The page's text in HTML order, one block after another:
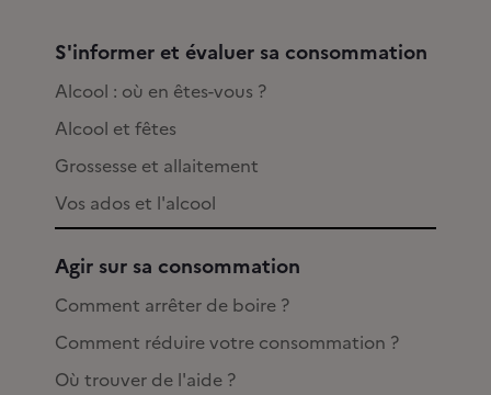
S'informer et évaluer sa consommation
Alcool : où en êtes-vous ?
Alcool et fêtes
Grossesse et allaitement
Vos ados et l'alcool
Agir sur sa consommation
Comment arrêter de boire ?
Comment réduire votre consommation ?
Où trouver de l'aide ?